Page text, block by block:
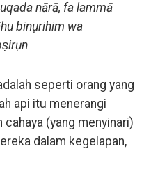
nārā, fa lammā
binụrihim wa
seperti orang yang
api itu menerangi
(yang menyinari)
dalam kegelapan,